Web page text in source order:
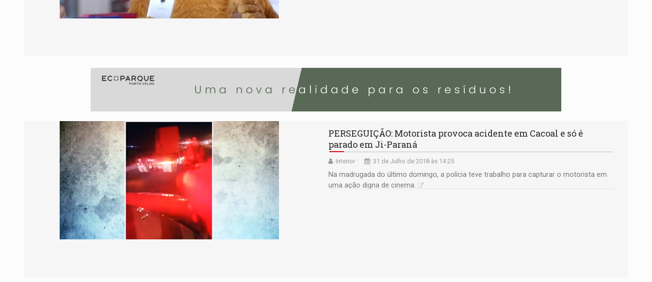
PERSEGUIÇÃO: Motorista provoca acidente em Cacoal e só é
parado em Ji-Paraná
Interior 31 de Julho de 2018 às 14:25
Na madrugada do último domingo, a polícia teve trabalho para capturar o motorista em
uma ação digna de cinema.